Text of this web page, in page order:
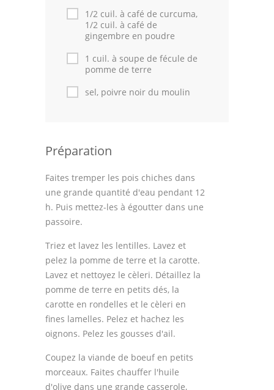
1/2 cuil. à café de curcuma,
1/2 cuil. à café de
gingembre en poudre
1 cuil. à soupe de fécule de
pomme de terre
sel, poivre noir du moulin
Préparation
Faites tremper les pois chiches dans
une grande quantité d'eau pendant 12
h. Puis mettez-les à égoutter dans une
passoire.
Triez et lavez les lentilles. Lavez et
pelez la pomme de terre et la carotte.
Lavez et nettoyez le cèleri. Détaillez la
pomme de terre en petits dés, la
carotte en rondelles et le cèleri en
fines lamelles. Pelez et hachez les
oignons. Pelez les gousses d'ail.
Coupez la viande de boeuf en petits
morceaux. Faites chauffer l'huile
d'olive dans une grande casserole,